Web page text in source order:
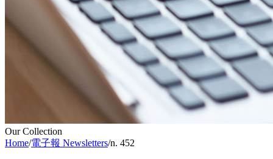
Our Collection
Home/電子報 Newsletters/n. 452